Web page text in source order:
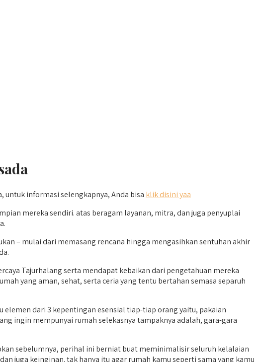
untuk informasi selengkapnya, Anda bisa klik disini yaa
mereka sendiri. atas beragam layanan, mitra, dan juga penyuplai
– mulai dari memasang rencana hingga mengasihkan sentuhan akhir
Tajurhalang serta mendapat kebaikan dari pengetahuan mereka
yang aman, sehat, serta ceria yang tentu bertahan semasa separuh
dari 3 kepentingan esensial tiap-tiap orang yaitu, pakaian
ingin mempunyai rumah selekasnya tampaknya adalah, gara-gara
sebelumnya, perihal ini berniat buat meminimalisir seluruh kelalaian
juga keinginan. tak hanya itu agar rumah kamu seperti sama yang kamu